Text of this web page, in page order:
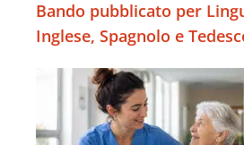
Bando pubblicato per
Inglese, Spagnolo e